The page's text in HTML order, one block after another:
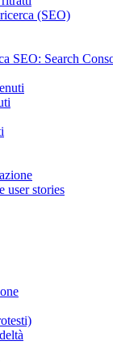
(SEO)
SEO: Search
user stories